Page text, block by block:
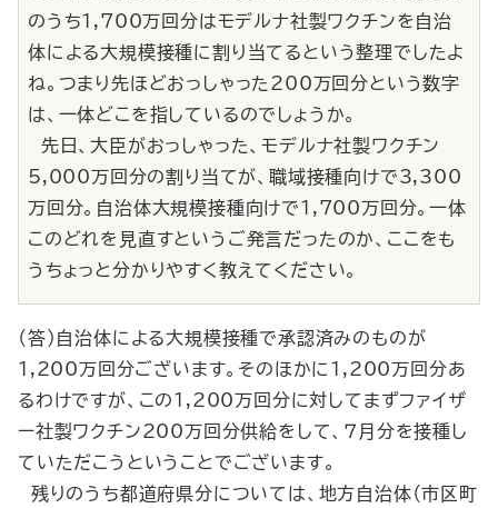
のうち1,700万回分はモデルナ社製ワクチンを自治
体による大規模接種に割り当てるという整理でしたよ
ね。つまり先ほどおっしゃった200万回分という数字
は、一体どこを指しているのでしょうか。
先日、大臣がおっしゃった、モデルナ社製ワクチン
5,000万回分の割り当てが、職域接種向けで3,300
万回分。自治体大規模接種向けで1,700万回分。一体
このどれを見直すというご発言だったのか、ここをも
うちょっと分かりやすく教えてください。
（答）自治体による大規模接種で承認済みのものが
1,200万回分ございます。そのほかに1,200万回分あ
るわけですが、この1,200万回分に対してまずファイザ
ー社製ワクチン200万回分供給をして、７月分を接種し
ていただこうということでございます。
残りのうち都道府県分については、地方自治体（市区町